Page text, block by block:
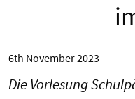
6th November 2023
Die Vorlesung